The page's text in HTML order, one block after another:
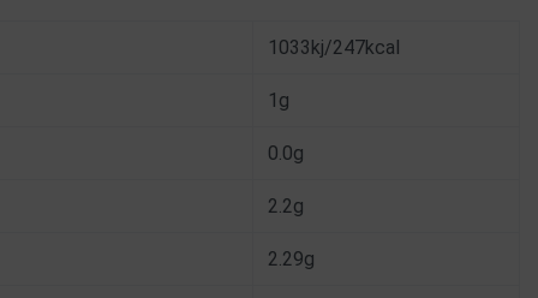
1033kj/247kcal
1g
0.0g
2.2g
2.29g